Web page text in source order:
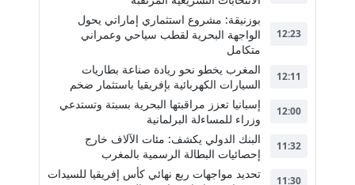
12:23
بوزنيقة: مشروع استثماري إماراتي يحول
الواجهة البحرية لقطب سياحي وعمراني
متكامل
12:11
المغرب يخطو نحو ريادة صناعة بطاريات
السيارات الكهربائية بإفريقيا باستثمار ضخم
12:00
إسبانيا تعزز مراقبتها البحرية بسبتة وتستدعي
وزراء للمساءلة البرلمانية
11:32
البنك الدولي يكشف: مئات الآلاف خارج
إحصائيات البطالة الرسمية بالمغرب
11:30
تحديد مواجهات ربع نهائي كأس إفريقيا للسيدات